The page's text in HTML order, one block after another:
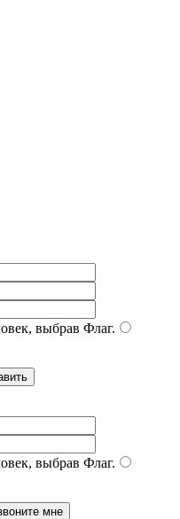
выбрав Флаг.
выбрав Флаг.